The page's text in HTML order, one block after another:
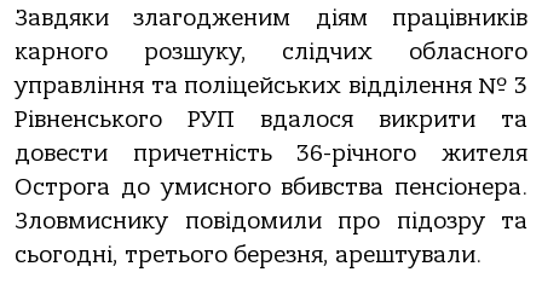
Завдяки злагодженим діям працівників
карного розшуку, слідчих обласного
управління та поліцейських відділення № 3
Рівненського РУП вдалося викрити та
довести причетність 36-річного жителя
Острога до умисного вбивства пенсіонера.
Зловмиснику повідомили про підозру та
сьогодні, третього березня, арештували.